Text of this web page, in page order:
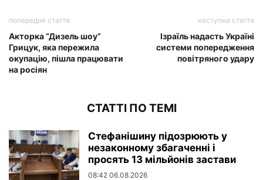
попередня стаття
Акторка “Дизель шоу”
Грицук, яка пережила
окупацію, пішла працювати
на росіян
наступна стаття
Ізраїль надасть Україні
системи попередження
повітряного удару
СТАТТІ ПО ТЕМІ
Стефанішину підозрюють у
незаконному збагаченні і
просять 13 мільйонів застави
08:42 06.08.2026